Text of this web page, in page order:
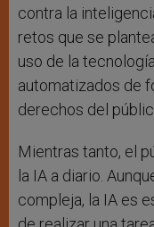
contra la
retos que se
uso de la
automatizados de
derechos del
Mientras tanto, el
la IA a diario.
compleja, la IA es